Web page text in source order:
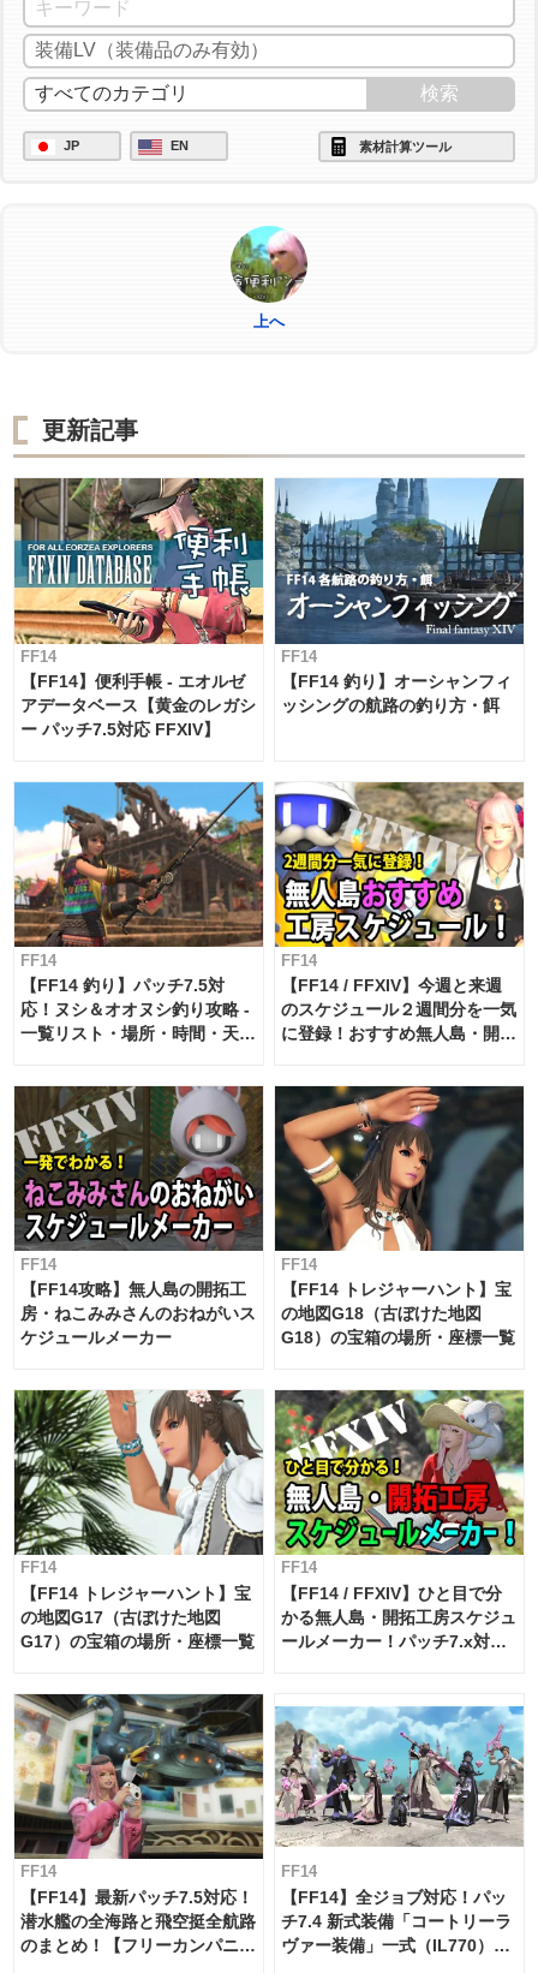
JP EN 素材計算ツール
上へ
更新記事
FF14
【FF14】便利手帳 - エオルゼ
アデータベース【黄金のレガシ
ー パッチ7.5対応 FFXIV】
FF14
【FF14 釣り】オーシャンフィ
ッシングの航路の釣り方・餌
FF14
【FF14 釣り】パッチ7.5対
応！ヌシ＆オオヌシ釣り攻略 -
一覧リスト・場所・時間・天
FF14
【FF14 / FFXIV】今週と来週
のスケジュール２週間分を一気
に登録！おすすめ無人島・開拓
FF14
【FF14攻略】無人島の開拓工
房・ねこみみさんのおねがいス
ケジュールメーカー
FF14
【FF14 トレジャーハント】宝
の地図G18（古ぼけた地図
G18）の宝箱の場所・座標一覧
FF14
【FF14 トレジャーハント】宝
の地図G17（古ぼけた地図
G17）の宝箱の場所・座標一覧
FF14
【FF14 / FFXIV】ひと目で分
かる無人島・開拓工房スケジュ
ールメーカー！パッチ7.x対応
FF14
【FF14】最新パッチ7.5対応！
潜水艦の全海路と飛空挺全航路
のまとめ！【フリーカンパニ
FF14
【FF14】全ジョブ対応！パッ
チ7.4 新式装備「コートリーラ
ヴァー装備」一式（IL770）の